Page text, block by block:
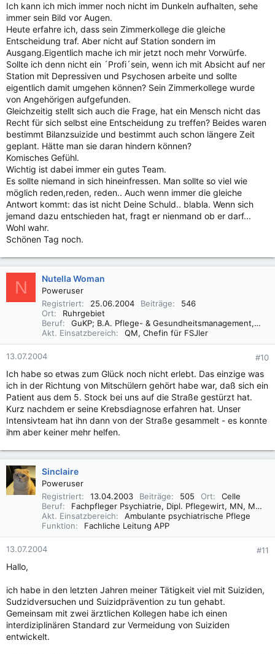
Ich kann ich mich immer noch nicht im Dunkeln aufhalten, sehe
immer sein Bild vor Augen.
Heute erfahre ich, dass sein Zimmerkollege die gleiche
Entscheidung traf. Aber nicht auf Station sondern im
Ausgang.Eigentlich mache ich mir jetzt noch mehr Vorwürfe.
Sollte ich denn nicht ein ´Profi´sein, wenn ich mit Absicht auf ner
Station mit Depressiven und Psychosen arbeite und sollte
eigentlich damit umgehen können? Sein Zimmerkollege wurde
von Angehörigen aufgefunden.
Gleichzeitig stellt sich auch die Frage, hat ein Mensch nicht das
Recht für sich selbst eine Entscheidung zu treffen? Beides waren
bestimmt Bilanzsuizide und bestimmt auch schon längere Zeit
geplant. Hätte man sie daran hindern können?
Komisches Gefühl.
Wichtig ist dabei immer ein gutes Team.
Es sollte niemand in sich hineinfressen. Man sollte so viel wie
möglich reden,reden, reden.. Auch wenn immer die gleiche
Antwort kommt: das ist nicht Deine Schuld.. blabla. Wenn sich
jemand dazu entschieden hat, fragt er nienmand ob er darf...
Wohl wahr.
Schönen Tag noch.
N Nutella Woman
Poweruser
Registriert
25.06.2004 Beiträge
546
Ort
Ruhrgebiet
Beruf
GuKP; B.A. Pflege- & Gesundheitsmanagement, QMB, M.A. Sozialmanagement
Akt. Einsatzbereich
QM, Chefin für FSJler
13.07.2004 #10
Ich habe so etwas zum Glück noch nicht erlebt. Das einzige was
ich in der Richtung von Mitschülern gehört habe war, daß sich ein
Patient aus dem 5. Stock bei uns auf die Straße gestürzt hat.
Kurz nachdem er seine Krebsdiagnose erfahren hat. Unser
Intensivteam hat ihn dann von der Straße gesammelt - es konnte
ihm aber keiner mehr helfen.
Sinclaire
Poweruser
Registriert
13.04.2003 Beiträge 505 Ort
Celle
Beruf
Fachpfleger Psychiatrie, Dipl. Pflegewirt, MN, MSc
Akt. Einsatzbereich
Ambulante psychiatrische Pflege
Funktion
Fachliche Leitung APP
13.07.2004 #11
Hallo,
ich habe in den letzten Jahren meiner Tätigkeit viel mit Suiziden,
Sudzidversuchen und Suizidprävention zu tun gehabt.
Gemeinsam mit zwei ärztlichen Kollegen habe ich einen
interdiziplinären Standard zur Vermeidung von Suiziden
entwickelt.